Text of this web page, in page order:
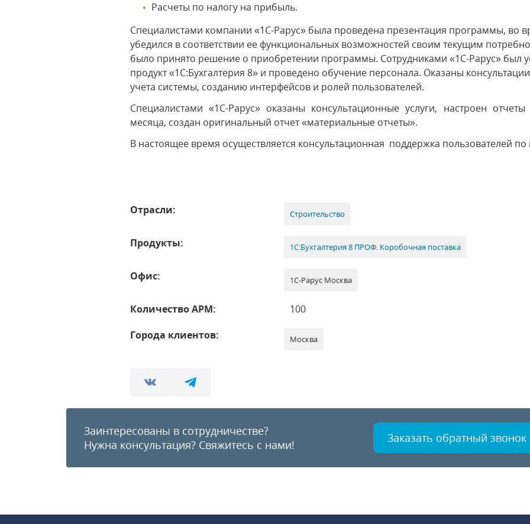
Расчеты по налогу на прибыль.
Специалистами компании «1С-Рарус» была проведена презентация программы, во
убедился в соответствии ее функциональных возможностей своим текущим
было принято решение о приобретении программы. Сотрудниками «1С-Рарус» был
продукт «1С:Бухгалтерия 8» и проведено обучение персонала. Оказаны
учета системы, созданию интерфейсов и ролей пользователей.
Специалистами «1С-Рарус» оказаны консультационные услуги, настроен
месяца, создан оригинальный отчет «материальные отчеты».
В настоящее время осуществляется консультационная поддержка пользователей
Отрасли: Строительство
Продукты: 1С:Бухгалтерия 8 ПРОФ. Коробочная поставка
Офис: 1С-Рарус Москва
Количество АРМ:
100
Города клиентов:
Москва
Заинтересованы в сотрудничестве?
Нужна консультация? Свяжитесь с нами! Заказать обратный звонок